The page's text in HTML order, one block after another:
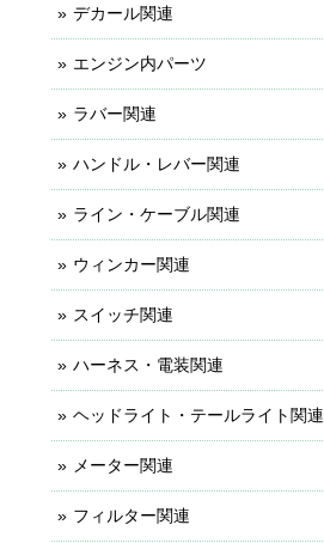
デカール関連
エンジン内パーツ
ラバー関連
ハンドル・レバー関連
ライン・ケーブル関連
ウィンカー関連
スイッチ関連
ハーネス・電装関連
ヘッドライト・テールライト関連
メーター関連
フィルター関連